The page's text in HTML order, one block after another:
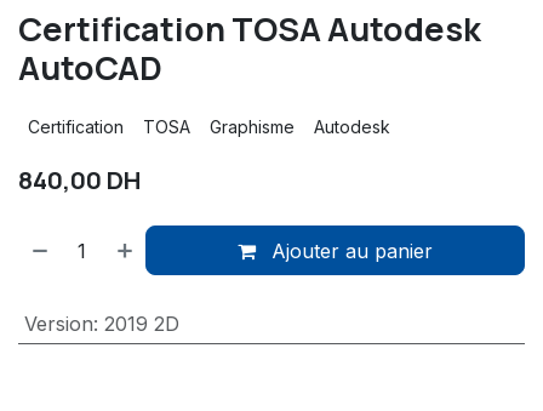
Certification TOSA Autodesk
AutoCAD
Certification TOSA Graphisme Autodesk
840,00 DH
Ajouter au panier
Version: 2019 2D